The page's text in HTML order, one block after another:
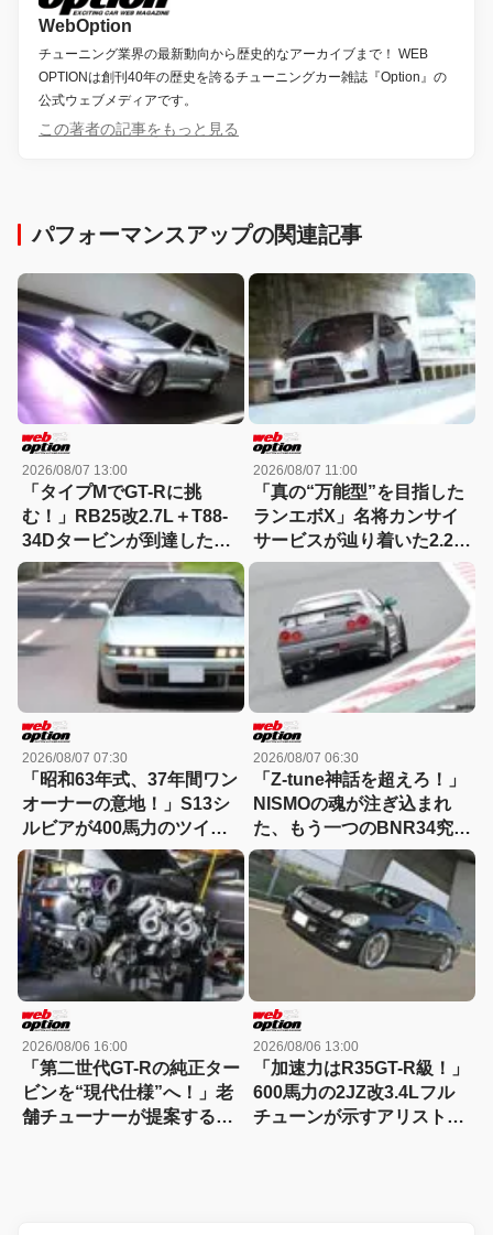
WebOption
チューニング業界の最新動向から歴史的なアーカイブまで！ WEB
OPTIONは創刊40年の歴史を誇るチューニングカー雑誌『Option』の
公式ウェブメディアです。
この著者の記事をもっと見る
パフォーマンスアップの関連記事
2026/08/07 13:00
「タイプMでGT-Rに挑
む！」RB25改2.7L＋T88-
34Dタービンが到達した
300km/hの領域
2026/08/07 11:00
「真の“万能型”を目指した
ランエボX」名将カンサイ
サービスが辿り着いた2.2L
仕様を紐解く
2026/08/07 07:30
「昭和63年式、37年間ワン
オーナーの意地！」S13シ
ルビアが400馬力のツイン
チャージ仕様で覚醒
2026/08/07 06:30
「Z-tune神話を超えろ！」
NISMOの魂が注ぎ込まれ
た、もう一つのBNR34究極
仕様に迫る
2026/08/06 16:00
「第二世代GT-Rの純正ター
ビンを“現代仕様”へ！」老
舗チューナーが提案する
2026/08/06 13:00
「加速力はR35GT-R級！」
600馬力の2JZ改3.4Lフル
チューンが示すアリストの